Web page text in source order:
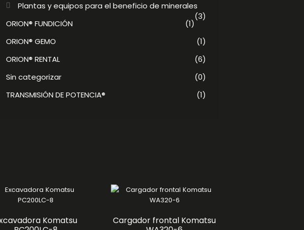
Plantas y equipos para el beneficio de minerales
(3)
ORION® FUNDICIÓN
(1)
ORION® GEMO
(1)
ORION® RENTAL
(6)
Sin categorizar
(0)
TRANSMISIÓN DE POTENCIA®
(1)
Komatsu
Cargador frontal Komatsu